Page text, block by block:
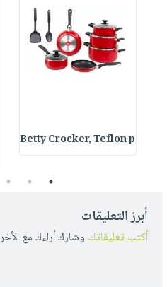
Betty Crocker, Teflon p
1
2
3
أبرز التعليقات
أكتب تعليقاتك وشارك أراءك مع